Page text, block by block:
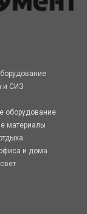
и СИЗ
оборудование
материалы
и дома